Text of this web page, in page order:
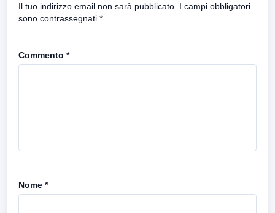
Il tuo indirizzo email non sarà pubblicato. I campi obbligatori
sono contrassegnati *
Commento *
Nome *